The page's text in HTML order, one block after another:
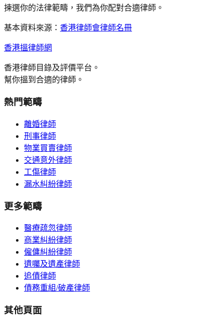
揀選你的法律範疇，我們為你配對合適律師。
基本資料來源： 香港律師會律師名冊
香港搵律師網
香港律師目錄及評價平台。
幫你搵到合適的律師。
熱門範疇
離婚律師
刑事律師
物業買賣律師
交通意外律師
工傷律師
漏水糾紛律師
更多範疇
醫療疏忽律師
商業糾紛律師
僱傭糾紛律師
遺囑及遺產律師
追債律師
債務重組/破產律師
其他頁面